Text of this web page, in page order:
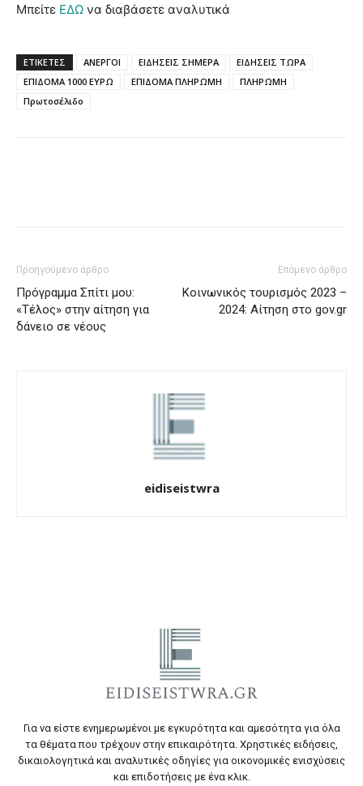
Μπείτε ΕΔΩ να διαβάσετε αναλυτικά
ΕΤΙΚΈΤΕΣ ΑΝΕΡΓΟΙ ΕΙΔΗΣΕΙΣ ΣΗΜΕΡΑ
ΕΙΔΗΣΕΙΣ ΤΩΡΑ
ΕΠΙΔΟΜΑ 1000 ΕΥΡΩ
ΕΠΙΔΟΜΑ ΠΛΗΡΩΜΗ
ΠΛΗΡΩΜΗ
Πρωτοσέλιδο
Προηγούμενο άρθρο
Πρόγραμμα Σπίτι μου:
«Τέλος» στην αίτηση για
δάνειο σε νέους
Επόμενο άρθρο
Κοινωνικός τουρισμός 2023 –
2024: Αίτηση στο gov.gr
eidiseistwra
Για να είστε ενημερωμένοι με εγκυρότητα και αμεσότητα για όλα
τα θέματα που τρέχουν στην επικαιρότητα. Χρηστικές ειδήσεις,
δικαιολογητικά και αναλυτικές οδηγίες για οικονομικές ενισχύσεις
και επιδοτήσεις με ένα κλικ.